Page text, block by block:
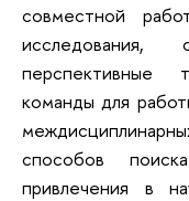
совместной
перспективные
команды для
способов
привлечения в